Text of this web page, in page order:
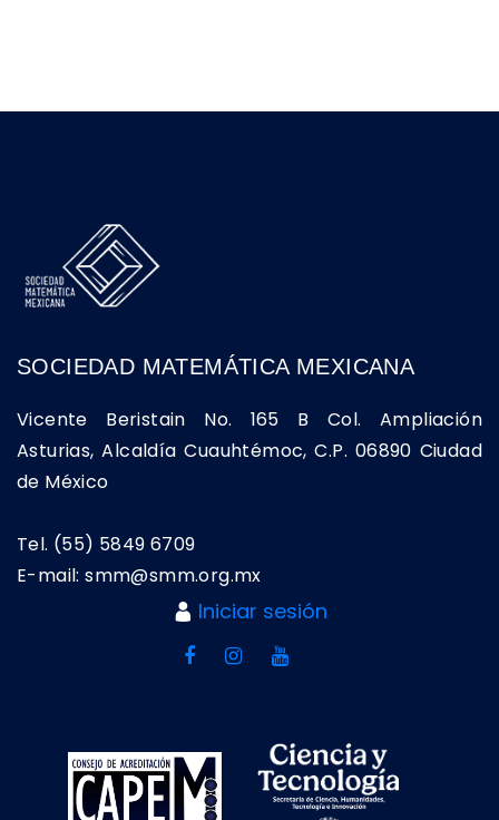
SOCIEDAD MATEMÁTICA MEXICANA
Vicente Beristain No. 165 B Col. Ampliación
Asturias, Alcaldía Cuauhtémoc, C.P. 06890 Ciudad
de México
Tel. (55) 5849 6709
E-mail: smm@smm.org.mx
Iniciar sesión